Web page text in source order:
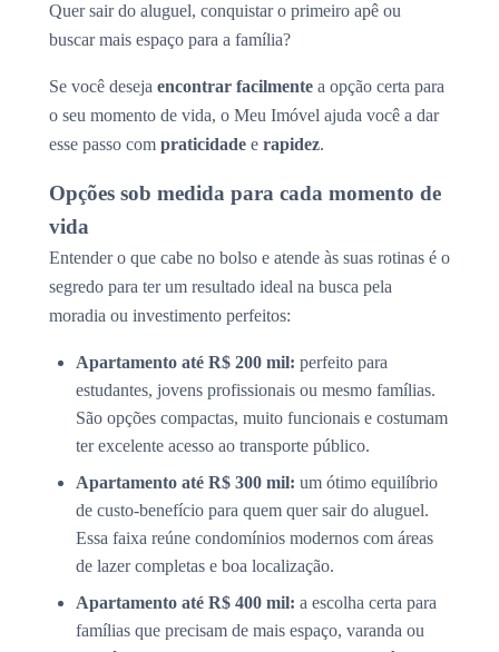
Quer sair do aluguel, conquistar o primeiro apê ou
buscar mais espaço para a família?
Se você deseja encontrar facilmente a opção certa para
o seu momento de vida, o Meu Imóvel ajuda você a dar
esse passo com praticidade e rapidez.
Opções sob medida para cada momento de
vida
Entender o que cabe no bolso e atende às suas rotinas é o
segredo para ter um resultado ideal na busca pela
moradia ou investimento perfeitos:
Apartamento até R$ 200 mil: perfeito para
estudantes, jovens profissionais ou mesmo famílias.
São opções compactas, muito funcionais e costumam
ter excelente acesso ao transporte público.
Apartamento até R$ 300 mil: um ótimo equilíbrio
de custo-benefício para quem quer sair do aluguel.
Essa faixa reúne condomínios modernos com áreas
de lazer completas e boa localização.
Apartamento até R$ 400 mil: a escolha certa para
famílias que precisam de mais espaço, varanda ou